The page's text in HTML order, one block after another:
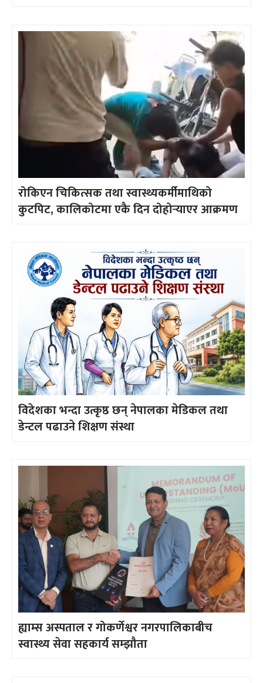
रोकिएन चिकित्सक तथा स्वास्थ्यकर्मीमाथिको
कुटपिट, कालिकोटमा एकै दिन दोहोर्‍याएर आक्रमण
विदेशका भन्दा उत्कृष्ठ छन् नेपालका मेडिकल तथा
डेन्टल पढाउने शिक्षण संस्था
ह्याम्स अस्पताल र गोकर्णेश्वर नगरपालिकाबीच
स्वास्थ्य सेवा सहकार्य सम्झौता